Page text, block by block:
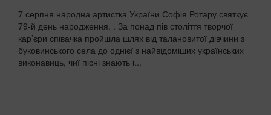
7 серпня народна артистка України Софія Ротару святкує
79-й день народження. . За понад пів століття творчої
кар’єри співачка пройшла шлях від талановитої дівчини з
буковинського села до однієї з найвідоміших українських
виконавиць, чиї пісні знають і...